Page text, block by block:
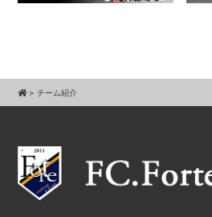
>チーム紹介